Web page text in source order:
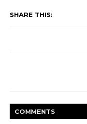
SHARE THIS:
COMMENTS